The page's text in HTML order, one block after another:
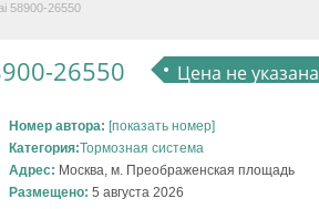
58900-26550
Цена не указана
26550
Номер автора: [показать номер]
Категория:Тормозная система
Адрес: Москва, м. Преображенская площадь
Размещено: 5 августа 2026